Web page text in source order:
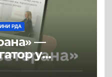
РДА
—
у